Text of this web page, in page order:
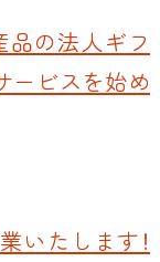
品の法人ギフ
ービスを始め
いたします！